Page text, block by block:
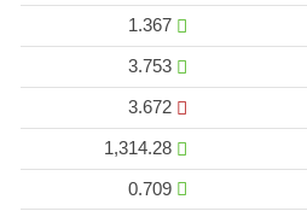
1.367
3.753
3.672
1,314.28
0.709